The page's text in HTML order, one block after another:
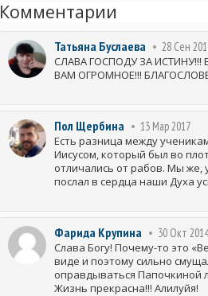
Комментарии
Татьяна Буслаева 28 Сен
СЛАВА ГОСПОДУ ЗА ИСТИНУ!!!
ВАМ ОГРОМНОЕ!!!
Пол Щербина 13 Мар 2017
Есть разница между
Иисусом, который был во
отличались от рабов. Мы же,
послал в сердца наши Духа
Фарида Крупина 30 Окт 2014
Слава Богу! Почему-то это
виде и поэтому сильно
оправдываться
Жизнь прекрасна!!! Алилуйя!